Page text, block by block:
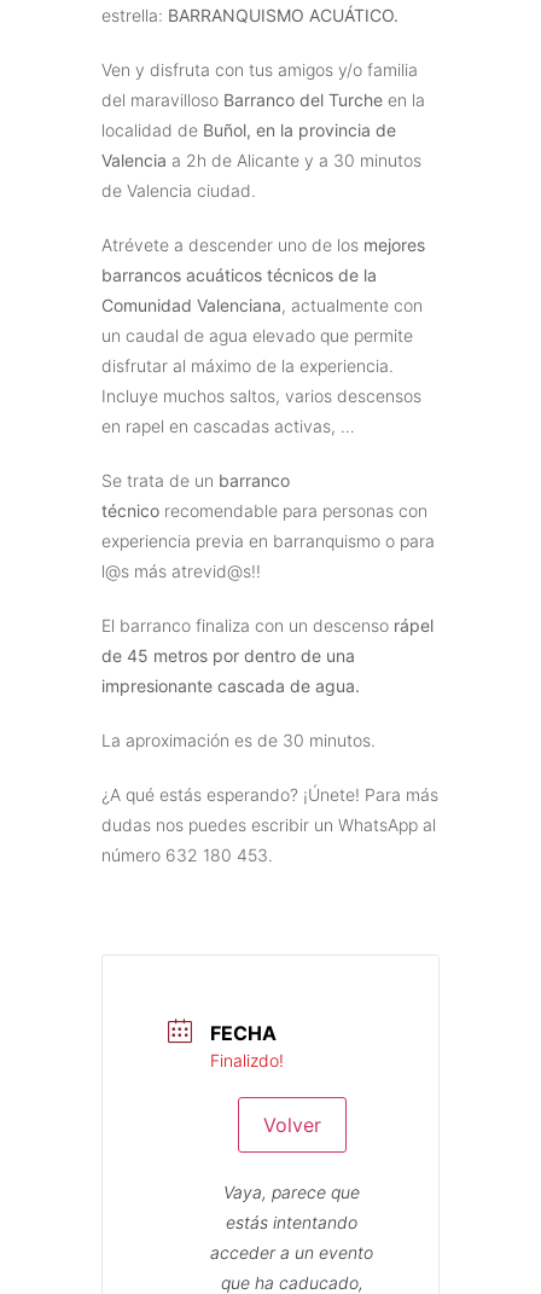
estrella: BARRANQUISMO ACUÁTICO.
Ven y disfruta con tus amigos y/o familia
del maravilloso Barranco del Turche en la
localidad de Buñol, en la provincia de
Valencia a 2h de Alicante y a 30 minutos
de Valencia ciudad.
Atrévete a descender uno de los mejores
barrancos acuáticos técnicos de la
Comunidad Valenciana, actualmente con
un caudal de agua elevado que permite
disfrutar al máximo de la experiencia.
Incluye muchos saltos, varios descensos
en rapel en cascadas activas, …
Se trata de un barranco
técnico recomendable para personas con
experiencia previa en barranquismo o para
l@s más atrevid@s!!
El barranco finaliza con un descenso rápel
de 45 metros por dentro de una
impresionante cascada de agua.
La aproximación es de 30 minutos.
¿A qué estás esperando? ¡Únete! Para más
dudas nos puedes escribir un WhatsApp al
número 632 180 453.
FECHA
Finalizdo!
Volver
Vaya, parece que
estás intentando
acceder a un evento
que ha caducado,